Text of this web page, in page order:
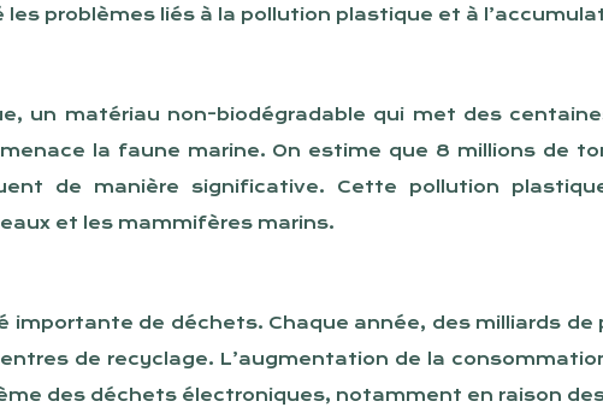
problèmes liés à la pollution plastique et à
un matériau non-biodégradable qui met des
la faune marine. On estime que 8 millions de
de manière significative. Cette pollution
et les mammifères marins.
importante de déchets. Chaque année, des milliards
de recyclage. L’augmentation de la
des déchets électroniques, notamment en raison